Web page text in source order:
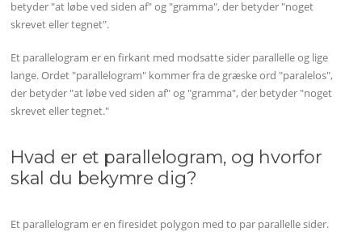
betyder "at løbe ved siden af" og "gramma", der betyder "noget
skrevet eller tegnet".
Et parallelogram er en firkant med modsatte sider parallelle og lige
lange. Ordet "parallelogram" kommer fra de græske ord "paralelos",
der betyder "at løbe ved siden af" og "gramma", der betyder "noget
skrevet eller tegnet."
Hvad er et parallelogram, og hvorfor
skal du bekymre dig?
Et parallelogram er en firesidet polygon med to par parallelle sider.